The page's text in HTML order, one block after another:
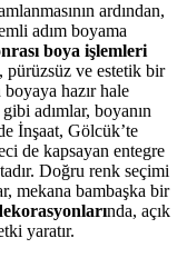
ardından,
adım boyama
boya işlemleri
pürüzsüz ve estetik bir
hazır hale
adımlar, boyanın
İnşaat, Gölcük’te
de kapsayan entegre
Doğru renk seçimi
mekana bambaşka bir
nda, açık
yaratır.